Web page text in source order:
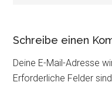
Schreibe einen
Deine E-Mail-Adresse
Erforderliche Felder